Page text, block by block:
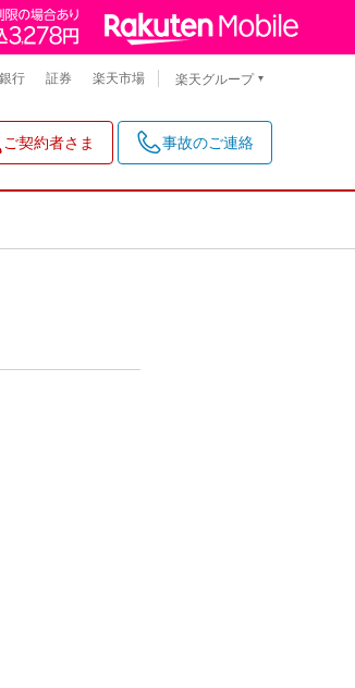
ご契約者さま 事故のご連絡
銀行 証券 楽天市場 楽天グループ